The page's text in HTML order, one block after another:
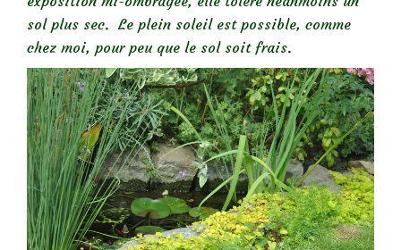
sol plus sec. Le plein soleil est possible, comme
chez moi, pour peu que le sol soit frais.